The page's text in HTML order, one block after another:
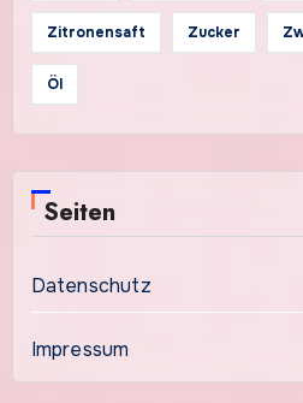
Zitronensaft Zucker
Öl
Seiten
Datenschutz
Impressum